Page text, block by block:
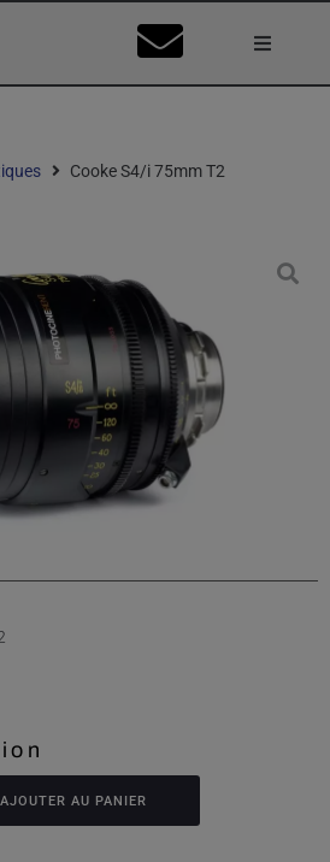
Son
Cooke S4/i 75mm T2
AJOUTER AU PANIER